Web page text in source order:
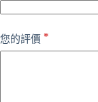
您的評價 *